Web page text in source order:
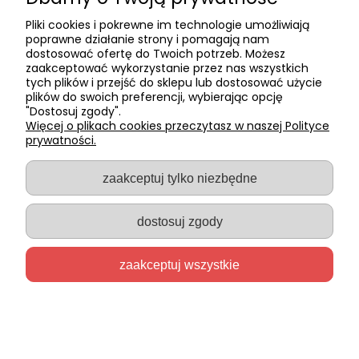
konkretnego, odezwij się, a na pewno pomożemy.
przede wszystkim zamówienia hurtowe, współpracując z
hurtowniami, sklepami naturalnymi, salonami
czy producentami kosmetyków.
Co nas wyróżnia na tle konkurencji?
Nie tylko sprzedajemy produkty kosmetyczne oraz surowce
ich produkcji, ale i tworzymy indywidualne receptury.
Realizujemy również produkcję na zamówienie (tzw. private
label). Jesteśmy elastyczni i staramy się dopasować do
każdego klienta. W naszym przypadku nie obowiązuje pojęcie
limitu logistycznego. To wszystko zdecydowanie wyróżnia nas
na tle konkurencji. Zapraszamy do kontaktu!
zobacz nowości w ofercie sklepu
Pliki cookies i pokrewne im technologie umożliwiają
poprawne działanie strony i pomagają nam
dostosować ofertę do Twoich potrzeb. Możesz
zaakceptować wykorzystanie przez nas wszystkich
tych plików i przejść do sklepu lub dostosować użycie
plików do swoich preferencji, wybierając opcję
"Dostosuj zgody".
Więcej o plikach cookies przeczytasz w naszej Polityce
prywatności.
zaakceptuj tylko niezbędne
dostosuj zgody
zaakceptuj wszystkie